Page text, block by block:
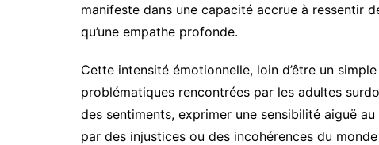
manifeste dans une capacité accrue à ressentir
qu’une empathe profonde.
Cette intensité émotionnelle, loin d’être un
problématiques rencontrées par les adultes
des sentiments, exprimer une sensibilité aiguë
par des injustices ou des incohérences du